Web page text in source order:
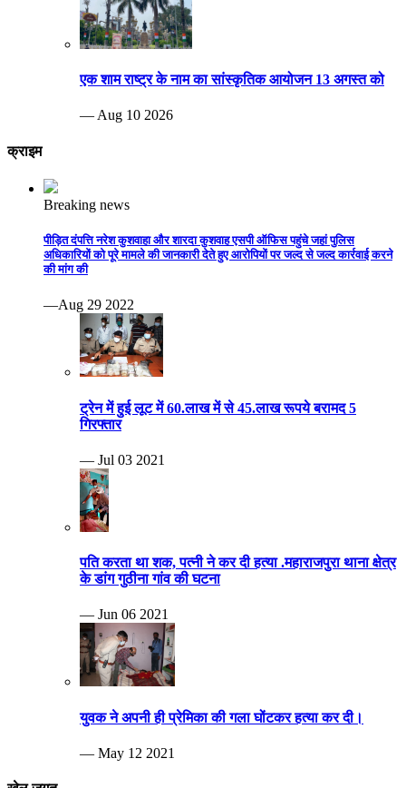
एक शाम राष्ट्र के नाम का सांस्कृतिक आयोजन 13 अगस्त को
— Aug 10 2026
क्राइम
Breaking news
पीड़ित दंपत्ति नरेश कुशवाहा और शारदा कुशवाह एसपी ऑफिस पहुंचे जहां पुलिस
अधिकारियों को पूरे मामले की जानकारी देते हुए आरोपियों पर जल्द से जल्द कार्रवाई करने
की मांग की
—Aug 29 2022
ट्रेन में हुई लूट में 60.लाख में से 45.लाख रूपये बरामद 5
गिरफ्तार
— Jul 03 2021
पति करता था शक, पत्नी ने कर दी हत्या .महाराजपुरा थाना क्षेत्र
के डांग गुठीना गांव की घटना
— Jun 06 2021
युवक ने अपनी ही प्रेमिका की गला घोंटकर हत्या कर दी।
— May 12 2021